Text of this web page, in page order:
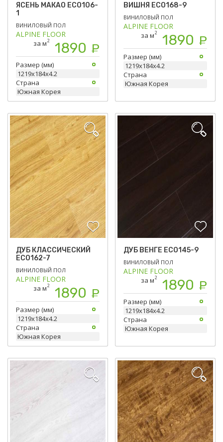
ЯСЕНЬ МАКАО ЕСО106-
1
ВИНИЛОВЫЙ ПОЛ
ALPINE FLOOR
за м2 1890 Р
Размер (мм)
1219х184х4.2
Страна
Южная Корея
ВИШНЯ ЕСО168-9
ВИНИЛОВЫЙ ПОЛ
ALPINE FLOOR
за м2 1890 Р
Размер (мм)
1219х184х4.2
Страна
Южная Корея
ДУБ КЛАССИЧЕСКИЙ
ЕСО162-7
ВИНИЛОВЫЙ ПОЛ
ALPINE FLOOR
за м2 1890 Р
Размер (мм)
1219х184х4.2
Страна
Южная Корея
ДУБ ВЕНГЕ ЕСО145-9
ВИНИЛОВЫЙ ПОЛ
ALPINE FLOOR
за м2 1890 Р
Размер (мм)
1219х184х4.2
Страна
Южная Корея